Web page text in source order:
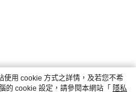
使用 cookie 方式之詳情，及若您不希
的 cookie 設定，請參閱本網站「 隱私